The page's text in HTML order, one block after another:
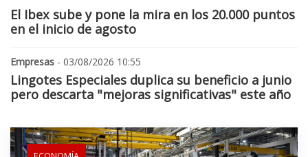
El Ibex sube y pone la mira en los 20.000 puntos
en el inicio de agosto
Empresas - 03/08/2026 10:55
Lingotes Especiales duplica su beneficio a junio
pero descarta "mejoras significativas" este año